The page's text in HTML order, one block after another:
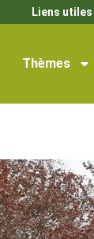
Liens utiles
Thèmes